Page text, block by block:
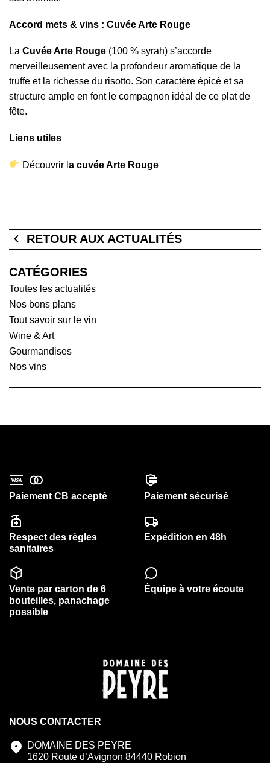
Accord mets & vins : Cuvée Arte Rouge
La Cuvée Arte Rouge (100 % syrah) s’accorde
merveilleusement avec la profondeur aromatique de la
truffe et la richesse du risotto. Son caractère épicé et sa
structure ample en font le compagnon idéal de ce plat de
fête.
Liens utiles
Découvrir la cuvée Arte Rouge
RETOUR AUX ACTUALITÉS
CATÉGORIES
Toutes les actualités
Nos bons plans
Tout savoir sur le vin
Wine & Art
Gourmandises
Nos vins
Paiement CB accepté Paiement sécurisé
Respect des règles
sanitaires
Expédition en 48h
Vente par carton de 6
bouteilles, panachage
possible
Équipe à votre écoute
NOUS CONTACTER
DOMAINE DES PEYRE
1620 Route d’Avignon 84440 Robion